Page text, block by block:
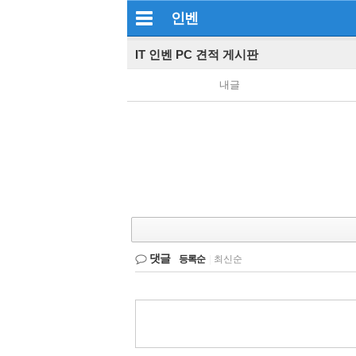
인벤
IT 인벤 PC 견적 게시판
내글
댓글 등록순 최신순